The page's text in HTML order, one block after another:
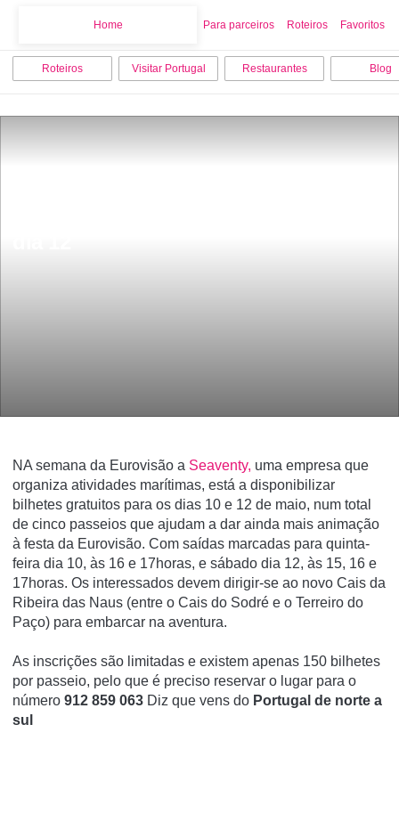
Home Para parceiros Roteiros Favoritos
Roteiros Visitar Portugal Restaurantes Blog
NA semana da Eurovisão a Seaventy, uma empresa que
organiza atividades marítimas, está a disponibilizar
bilhetes gratuitos para os dias 10 e 12 de maio, num total
de cinco passeios que ajudam a dar ainda mais animação
à festa da Eurovisão. Com saídas marcadas para quinta-
feira dia 10, às 16 e 17horas, e sábado dia 12, às 15, 16 e
17horas. Os interessados devem dirigir-se ao novo Cais da
Ribeira das Naus (entre o Cais do Sodré e o Terreiro do
Paço) para embarcar na aventura.
As inscrições são limitadas e existem apenas 150 bilhetes
por passeio, pelo que é preciso reservar o lugar para o
número 912 859 063 Diz que vens do Portugal de norte a
sul